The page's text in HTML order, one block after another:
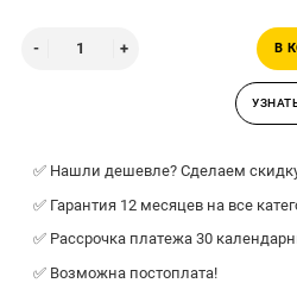
В
✅ Нашли дешевле? Сделаем
✅ Гарантия 12 месяцев на все
✅ Рассрочка платежа 30
✅ Возможна постоплата!